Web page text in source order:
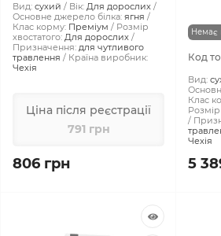
Вид: сухий Вік: Для дорослих
Основне джерело білка: ягня
Клас корму: Преміум
Розмір
хвостатого: Для дорослих
Призначення: для чутливого
травлення
Країна виробник:
Чехія
Ціна після реєстрації
791 грн
806 грн
Немає
Код
Вид:
Клас
Розмір
Чехія
5